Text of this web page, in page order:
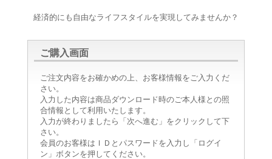
経済的にも自由なライフスタイルを実現してみませんか？
ご購入画面
ご注文内容をお確かめの上、お客様情報をご入力くだ
さい。
入力した内容は商品ダウンロード時のご本人様との照
合情報として利用いたします。
入力が終わりましたら「次へ進む」をクリックして下
さい。
会員のお客様はＩＤとパスワードを入力し「ログイ
ン」ボタンを押してください。